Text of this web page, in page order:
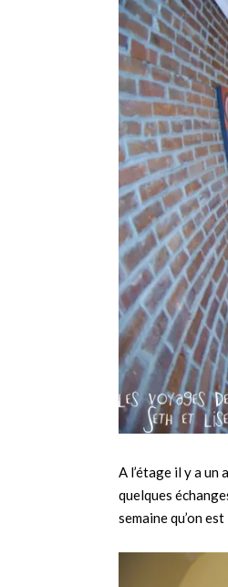
A l’étage il y a un
quelques
semaine qu’on